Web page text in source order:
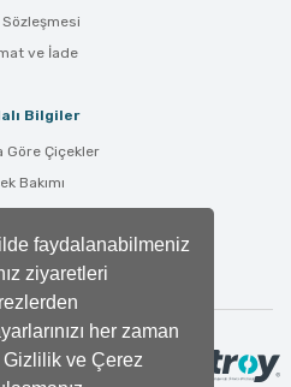
faydalanabilmeniz
ziyaretleri
her zaman
ve Çerez
Sözleşmesi
ve İade
Bilgiler
Göre Çiçekler
Bakımı
Anlamları
Yazıları